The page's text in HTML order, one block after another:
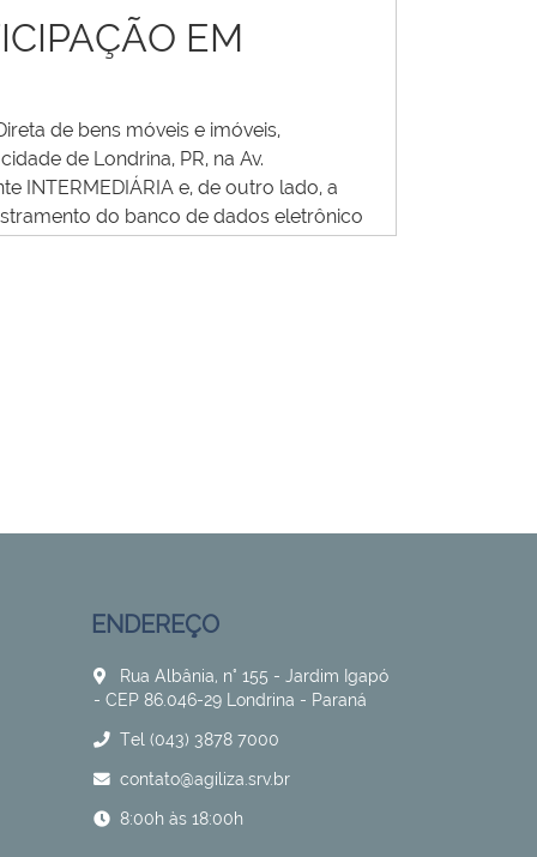
EM
de bens móveis e imóveis,
de Londrina, PR, na Av.
INTERMEDIÁRIA e, de outro lado, a
do banco de dados eletrônico
modalidades eletrônicos, que descreve
estará apto a fazer sua oferta
Jurídicas – CNPJ.
para contratar, realizar pagamentos e
em vigor.
expressamente a verificação
do site que propicia a
ENDEREÇO
Rua Albânia, n° 155 - Jardim Igapó
- CEP 86.046-29 Londrina - Paraná
Tel (043) 3878 7000
contato@agiliza.srv.br
8:00h às 18:00h